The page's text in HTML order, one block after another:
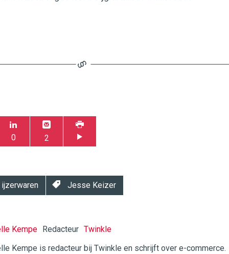
0 2
ijzerwaren Jesse Keizer
Kempe Redacteur Twinkle
Kempe is redacteur bij Twinkle en schrijft over e-commerce.